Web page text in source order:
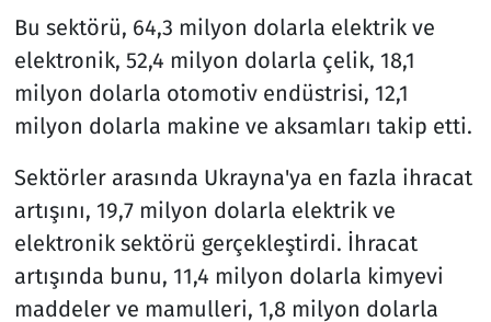
Bu sektörü, 64,3 milyon dolarla elektrik ve
elektronik, 52,4 milyon dolarla çelik, 18,1
milyon dolarla otomotiv endüstrisi, 12,1
milyon dolarla makine ve aksamları takip etti.
Sektörler arasında Ukrayna'ya en fazla ihracat
artışını, 19,7 milyon dolarla elektrik ve
elektronik sektörü gerçekleştirdi. İhracat
artışında bunu, 11,4 milyon dolarla kimyevi
maddeler ve mamulleri, 1,8 milyon dolarla